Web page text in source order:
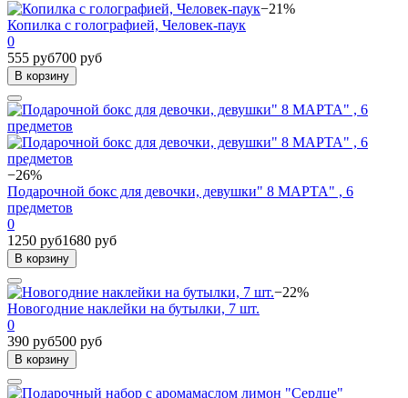
−21%
Копилка с голографией, Человек-паук
0
555 руб700 руб
В корзину
−26%
Подарочной бокс для девочки, девушки" 8 МАРТА" , 6
предметов
0
1250 руб1680 руб
В корзину
−22%
Новогодние наклейки на бутылки, 7 шт.
0
390 руб500 руб
В корзину